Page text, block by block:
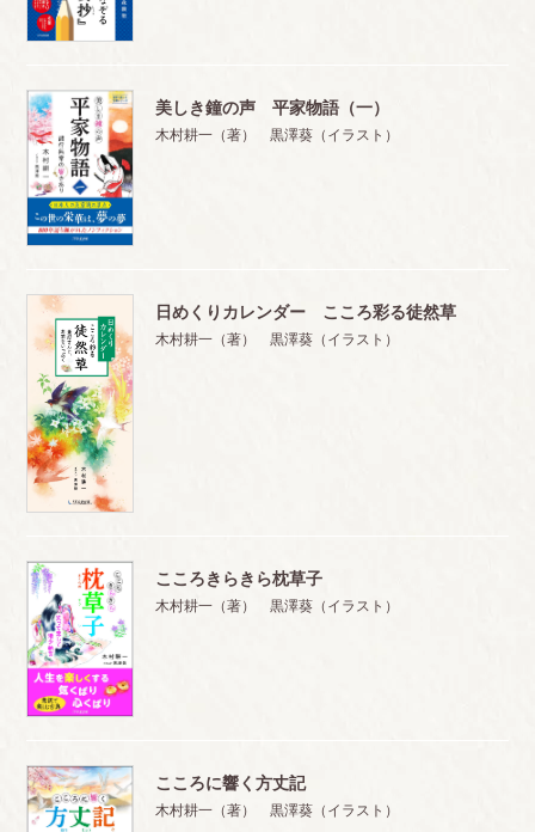
美しき鐘の声 平家物語（一）
木村耕一（著） 黒澤葵（イラスト）
日めくりカレンダー こころ彩る徒然草
木村耕一（著） 黒澤葵（イラスト）
こころきらきら枕草子
木村耕一（著） 黒澤葵（イラスト）
こころに響く方丈記
木村耕一（著） 黒澤葵（イラスト）